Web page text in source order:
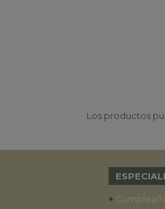
Los productos
•